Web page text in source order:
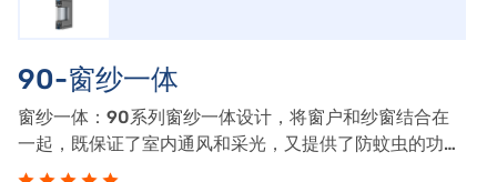
90-窗纱一体
窗纱一体：90系列窗纱一体设计，将窗户和纱窗结合在
一起，既保证了室内通风和采光，又提供了防蚊虫的功
能。铝合金框架：采用高品质铝合金材料，坚固耐用，具